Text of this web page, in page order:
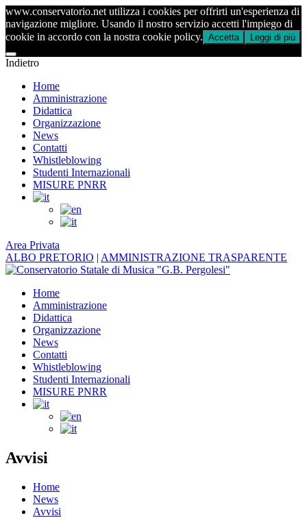
www.conservatorio.net utilizza i cookies per offrirti un'esperienza di
navigazione migliore. Usando il nostro servizio accetti l'impiego di
cookie in accordo con la nostra cookie policy. Accetta Leggi di più
Indietro
Home
Amministrazione
Didattica
Organizzazione
News
Contatti
Whistleblowing
Studenti Internazionali
MISURE PNRR
Area Privata
ALBO PRETORIO | AMMINISTRAZIONE TRASPARENTE
Home
Amministrazione
Didattica
Organizzazione
News
Contatti
Whistleblowing
Studenti Internazionali
MISURE PNRR
Avvisi
Home
News
Avvisi